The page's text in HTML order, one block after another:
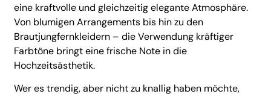
eine kraftvolle und gleichzeitig elegante Atmosphäre.
Von blumigen Arrangements bis hin zu den
Brautjungfernkleidern – die Verwendung kräftiger
Farbtöne bringt eine frische Note in die
Hochzeitsästhetik.
Wer es trendig, aber nicht zu knallig haben möchte,